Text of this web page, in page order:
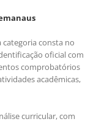
categoria consta no
oficial com
comprobatórios
acadêmicas,
curricular, com